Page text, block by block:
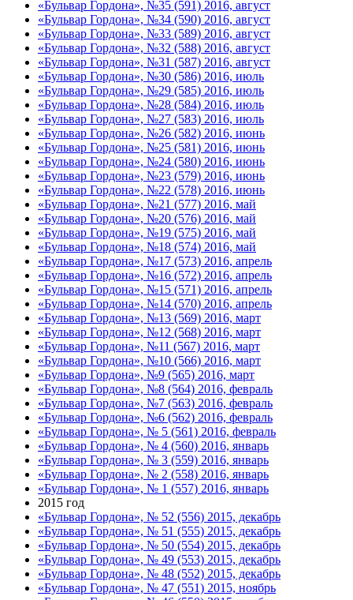
«Бульвар Гордона», №35 (591) 2016, август
«Бульвар Гордона», №34 (590) 2016, август
«Бульвар Гордона», №33 (589) 2016, август
«Бульвар Гордона», №32 (588) 2016, август
«Бульвар Гордона», №31 (587) 2016, август
«Бульвар Гордона», №30 (586) 2016, июль
«Бульвар Гордона», №29 (585) 2016, июль
«Бульвар Гордона», №28 (584) 2016, июль
«Бульвар Гордона», №27 (583) 2016, июль
«Бульвар Гордона», №26 (582) 2016, июнь
«Бульвар Гордона», №25 (581) 2016, июнь
«Бульвар Гордона», №24 (580) 2016, июнь
«Бульвар Гордона», №23 (579) 2016, июнь
«Бульвар Гордона», №22 (578) 2016, июнь
«Бульвар Гордона», №21 (577) 2016, май
«Бульвар Гордона», №20 (576) 2016, май
«Бульвар Гордона», №19 (575) 2016, май
«Бульвар Гордона», №18 (574) 2016, май
«Бульвар Гордона», №17 (573) 2016, апрель
«Бульвар Гордона», №16 (572) 2016, апрель
«Бульвар Гордона», №15 (571) 2016, апрель
«Бульвар Гордона», №14 (570) 2016, апрель
«Бульвар Гордона», №13 (569) 2016, март
«Бульвар Гордона», №12 (568) 2016, март
«Бульвар Гордона», №11 (567) 2016, март
«Бульвар Гордона», №10 (566) 2016, март
«Бульвар Гордона», №9 (565) 2016, март
«Бульвар Гордона», №8 (564) 2016, февраль
«Бульвар Гордона», №7 (563) 2016, февраль
«Бульвар Гордона», №6 (562) 2016, февраль
«Бульвар Гордона», № 5 (561) 2016, февраль
«Бульвар Гордона», № 4 (560) 2016, январь
«Бульвар Гордона», № 3 (559) 2016, январь
«Бульвар Гордона», № 2 (558) 2016, январь
«Бульвар Гордона», № 1 (557) 2016, январь
2015 год
«Бульвар Гордона», № 52 (556) 2015, декабрь
«Бульвар Гордона», № 51 (555) 2015, декабрь
«Бульвар Гордона», № 50 (554) 2015, декабрь
«Бульвар Гордона», № 49 (553) 2015, декабрь
«Бульвар Гордона», № 48 (552) 2015, декабрь
«Бульвар Гордона», № 47 (551) 2015, ноябрь